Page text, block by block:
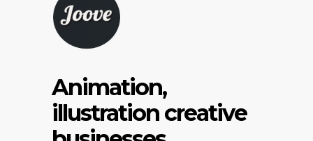
Animation,
illustration creative